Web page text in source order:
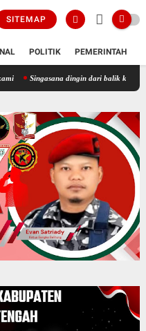
SITEMAP
POLITIK PEMERINTAH
eno dan andr jadilah ganggu